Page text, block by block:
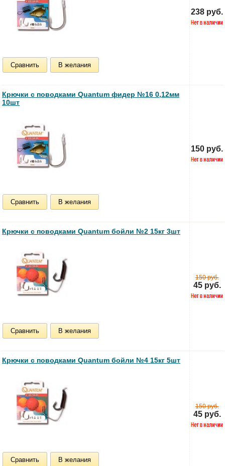
Сравнить В желания
238 руб.
Крючки с поводками Quantum фидер №16 0,12мм
10шт
Сравнить В желания
150 руб.
Крючки с поводками Quantum бойли №2 15кг 3шт
Сравнить В желания
150 руб.
45 руб.
Крючки с поводками Quantum бойли №4 15кг 5шт
Сравнить В желания
150 руб.
45 руб.